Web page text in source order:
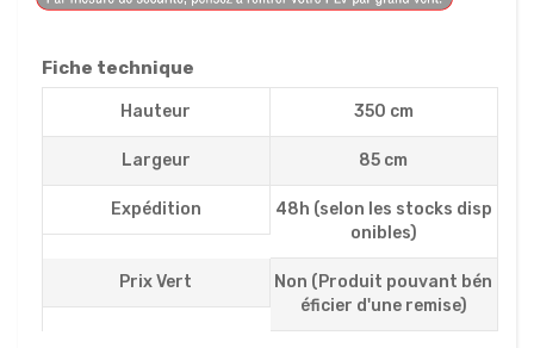
Fiche technique
Hauteur 350 cm
Largeur 85 cm
Expédition
48h (selon les stocks disp
onibles)
Prix Vert
Non (Produit pouvant bén
éficier d'une remise)